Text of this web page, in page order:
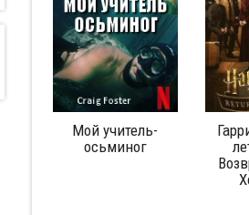
Гарри Поттер 20
лет спустя: